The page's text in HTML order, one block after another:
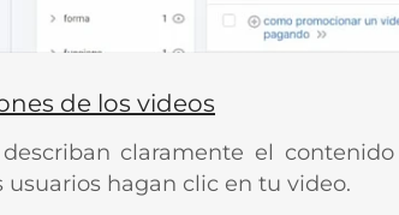
de los videos
claramente el
hagan clic en tu video.